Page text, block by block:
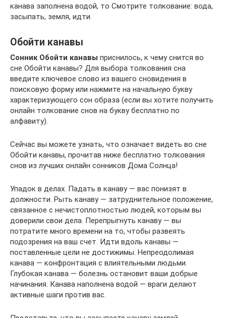
канава заполнена водой, то Смотрите толкование: вода,
засыпать, земля, идти.
Обойти канавы
Сонник Обойти канавы приснилось, к чему снится во
сне Обойти канавы? Для выбора толкования сна
введите ключевое слово из вашего сновидения в
поисковую форму или нажмите на начальную букву
характеризующего сон образа (если вы хотите получить
онлайн толкование снов на букву бесплатно по
алфавиту).
Сейчас вы можете узнать, что означает видеть во сне
Обойти канавы, прочитав ниже бесплатно толкования
снов из лучших онлайн сонников Дома Солнца!
Упадок в делах. Падать в канаву — вас понизят в
должности. Рыть канаву — затруднительное положение,
связанное с нечистоплотностью людей, которым вы
доверили свои дела. Перепрыгнуть канаву — вы
потратите много времени на то, чтобы развеять
подозрения на ваш счет. Идти вдоль канавы —
поставленные цели не достижимы. Непреодолимая
канава — конфронтация с влиятельными людьми.
Глубокая канава — болезнь остановит ваши добрые
начинания. Канава наполнена водой — враги делают
активные шаги против вас.